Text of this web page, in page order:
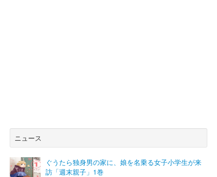
ニュース
ぐうたら独身男の家に、娘を名乗る女子小学生が来
訪「週末親子」1巻